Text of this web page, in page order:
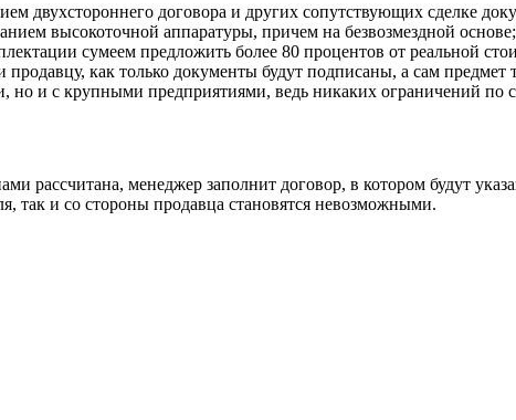
двухстороннего договора и других сопутствующих сделке
высокоточной аппаратуры, причем на безвозмездной основе;
сумеем предложить более 80 процентов от реальной
как только документы будут подписаны, а сам
и с крупными предприятиями, ведь никаких ограничений по
рассчитана, менеджер заполнит договор, в котором будут
так и со стороны продавца становятся невозможными.